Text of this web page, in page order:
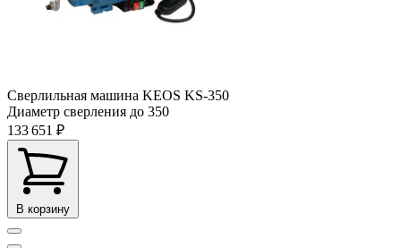
Сверлильная машина KEOS KS-350
Диаметр сверления до 350
133 651 ₽
В корзину